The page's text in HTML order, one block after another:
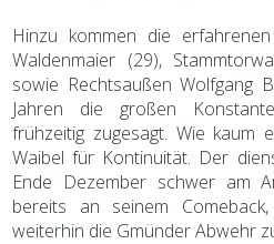
Hinzu kommen die
Waldenmaier (29),
sowie Rechtsaußen Wolfgang
Jahren die großen
frühzeitig zugesagt. Wie kaum
Waibel für Kontinuität. Der
Ende Dezember schwer am
bereits an seinem
weiterhin die Gmünder Abwehr